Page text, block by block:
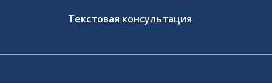
Текстовая консультация